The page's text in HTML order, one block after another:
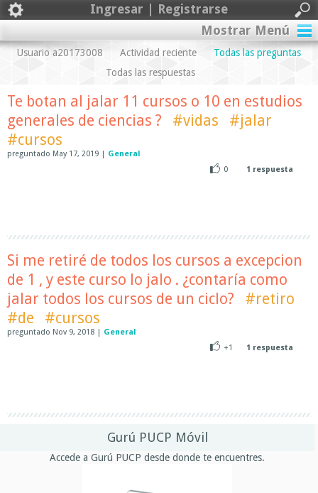
Ingresar | Registrarse
Mostrar Menú
Usuario a20173008 Actividad reciente
Todas las preguntas
Todas las respuestas
Te botan al jalar 11 cursos o 10 en estudios
generales de ciencias ?
#vidas
#jalar
#cursos
preguntado May 17, 2019 | General
0
1 respuesta
Si me retiré de todos los cursos a excepcion
de 1 , y este curso lo jalo . ¿contaría como
jalar todos los cursos de un ciclo?
#retiro
#de
#cursos
preguntado Nov 9, 2018 | General
+1
1 respuesta
Gurú PUCP Móvil
Accede a Gurú PUCP desde donde te encuentres.